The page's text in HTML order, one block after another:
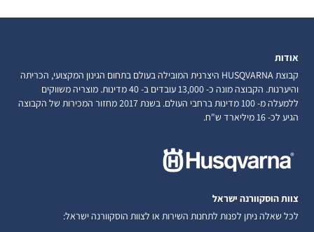
אודות
קבוצת HUSQVARNA היצרנית המובילה בעולם בתחום הגינון המקצועי, הכריתה
והיערנות. הקבוצה מונה כ- 13,000 עובדים ב- 40 מדינות. מוצריה משווקים
ללמעלה מ- 100 מדינות ברחבי העולם. בשנת 2017 מחזור המכירות של הקבוצה
הגיע לכ- 16 מיליארד ש"ח.
צוות הוסקוורנה ישראל
לכל שאלה ניתן לפנות לתחנות השירות או לצוות הוסקוורנה ישראל: